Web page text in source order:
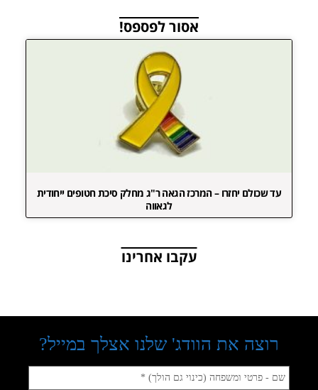
אסור לפספס!
עד שכולם יחזרו – המרכז הגאה ר"ג מחלק סיכת חטופים ייחודית
לגאווה
עקבו אחרינו